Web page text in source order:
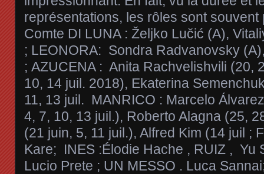
représentations, les rôles sont souvent
Comte DI LUNA : Željko Lučić (A),
; LEONORA: Sondra Radvanovsky
; AZUCENA : Anita Rachvelishvili (20,
10, 14 juil. 2018), Ekaterina
11, 13 juil. MANRICO : Marcelo
4, 7, 10, 13 juil.), Roberto Alagna (25,
(21 juin, 5, 11 juil.), Alfred Kim (14 juil ;
Kare; INES :Élodie Hache , RUIZ , Yu
Lucio Prete ; UN MESSO . Luca